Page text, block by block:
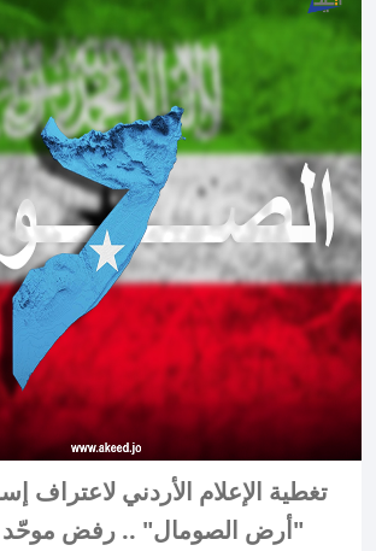
تغطية الإعلام الأردني لاعتراف
"أرض الصومال" .. رفض موحّد